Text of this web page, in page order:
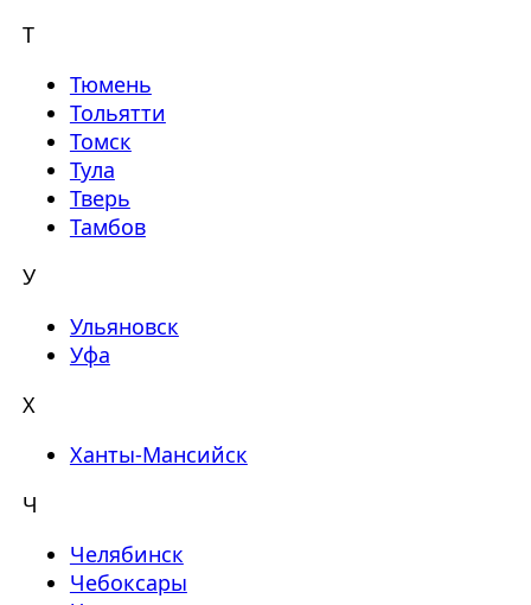
Т
Тюмень
Тольятти
Томск
Тула
Тверь
Тамбов
У
Ульяновск
Уфа
Х
Ханты-Мансийск
Ч
Челябинск
Чебоксары